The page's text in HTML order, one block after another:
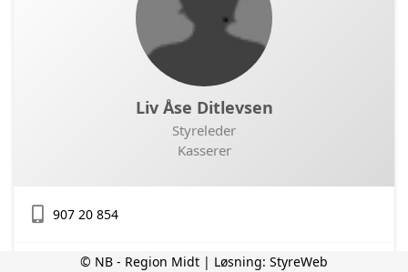
Liv Åse Ditlevsen
Styreleder
Kasserer
907 20 854
© NB - Region Midt | Løsning: StyreWeb